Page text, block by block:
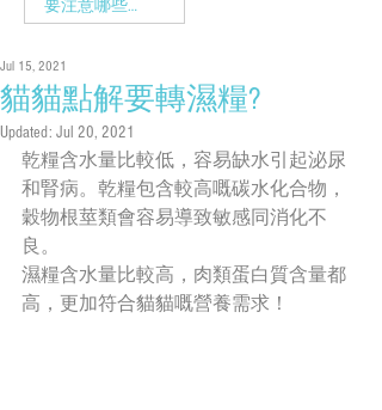
要注意哪些方
面嗎？
貓貓點解要轉濕糧?
Jul 15, 2021
Updated: Jul 20, 2021
乾糧含水量比較低，容易缺水引起泌尿
和腎病。乾糧包含較高嘅碳水化合物，
穀物根莖類會容易導致敏感同消化不
良。
濕糧含水量比較高，肉類蛋白質含量都
高，更加符合貓貓嘅營養需求！